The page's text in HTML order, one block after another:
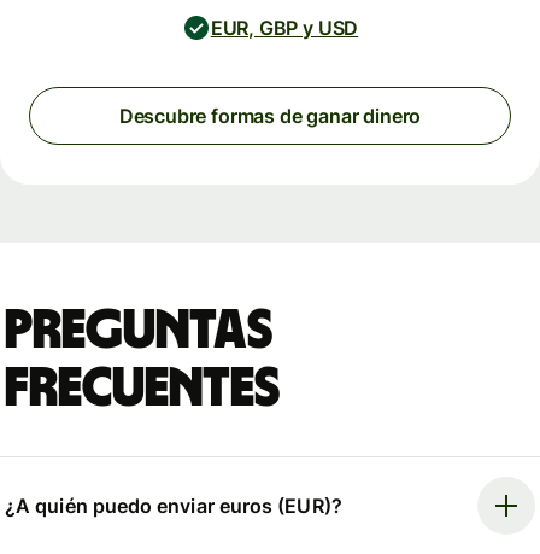
EUR, GBP y USD
Descubre formas de ganar dinero
Preguntas
frecuentes
¿A quién puedo enviar euros (EUR)?